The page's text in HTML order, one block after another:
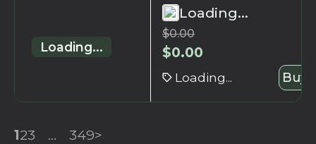
Loading...
Loading...
$0.00
$0.00
Loading... Buy
123 ... 349>